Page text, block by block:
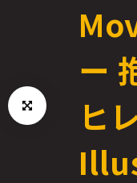
ー
ヒ